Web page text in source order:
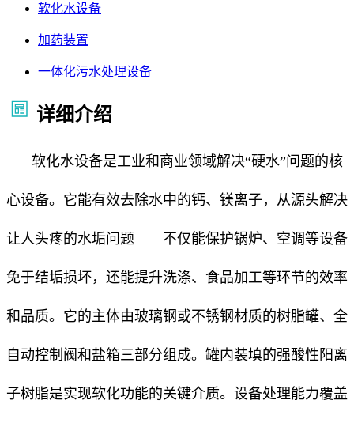
软化水设备
加药装置
一体化污水处理设备
详细介绍
软化水设备是工业和商业领域解决“硬水”问题的核
心设备。它能有效去除水中的钙、镁离子，从源头解决
让人头疼的水垢问题——不仅能保护锅炉、空调等设备
免于结垢损坏，还能提升洗涤、食品加工等环节的效率
和品质。它的主体由玻璃钢或不锈钢材质的树脂罐、全
自动控制阀和盐箱三部分组成。罐内装填的强酸性阳离
子树脂是实现软化功能的关键介质。设备处理能力覆盖